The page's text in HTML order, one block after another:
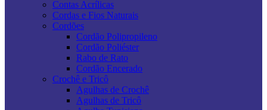
Contas Acrílicas
Cordas e Fios Naturais
Cordões
Cordão Polipropileno
Cordão Poliéster
Rabo de Rato
Cordão Encerado
Crochê e Tricô
Agulhas de Crochê
Agulhas de Tricô